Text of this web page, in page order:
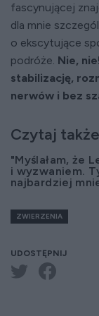
fascynującej
dla mnie
o ekscytujące
podróże. Nie,
stabilizację,
nerwów i bez
Czytaj
"Myślałam, że
i wyzwaniem.
najbardziej
ZWIERZENIA
UDOSTĘPNIJ